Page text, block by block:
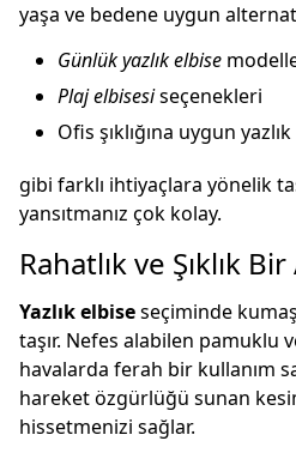
yaşa ve bedene uygun
Günlük yazlık elbise
Plaj elbisesiseçenekleri
Ofis şıklığına uygun
gibi farklı ihtiyaçlara yönelik
yansıtmanız çok kolay.
Rahatlık ve Şıklık
Yazlık elbiseseçiminde
taşır. Nefes alabilen pamuklu
havalarda ferah bir kullanım
hareket özgürlüğü sunan
hissetmenizi sağlar.